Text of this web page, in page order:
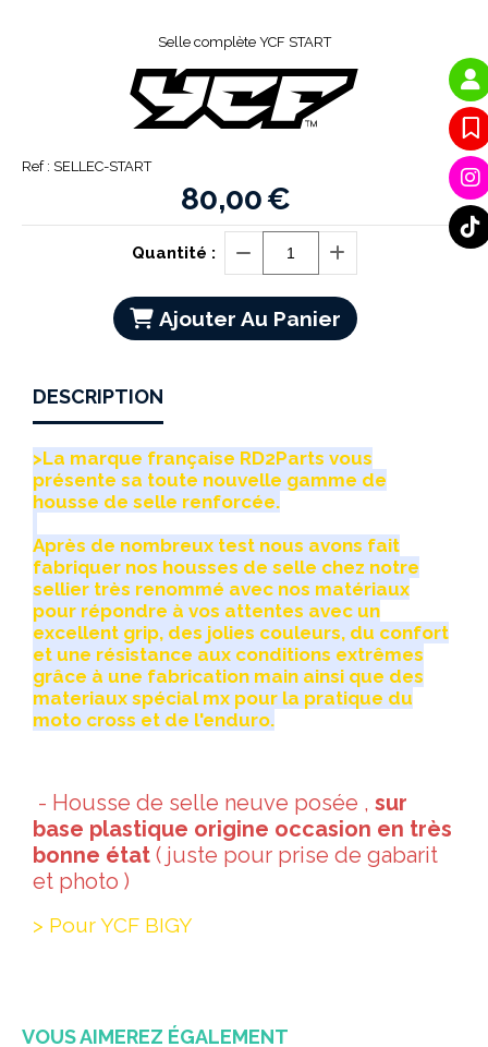
Selle complète YCF START
Ref : SELLEC-START
80,00€
Quantité :
Ajouter Au Panier
DESCRIPTION
>La marque française RD2Parts vous
présente sa toute nouvelle gamme de
housse de selle renforcée.
Après de nombreux test nous avons fait
fabriquer nos housses de selle chez notre
sellier très renommé avec nos matériaux
pour répondre à vos attentes avec un
excellent grip, des jolies couleurs, du confort
et une résistance aux conditions extrêmes
grâce à une fabrication main ainsi que des
materiaux spécial mx pour la pratique du
moto cross et de l'enduro.
- Housse de selle neuve posée , sur
base plastique origine occasion en très
bonne état ( juste pour prise de gabarit
et photo )
> Pour YCF BIGY
VOUS AIMEREZ ÉGALEMENT